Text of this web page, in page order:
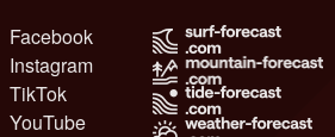
Facebook
Instagram
TikTok
YouTube